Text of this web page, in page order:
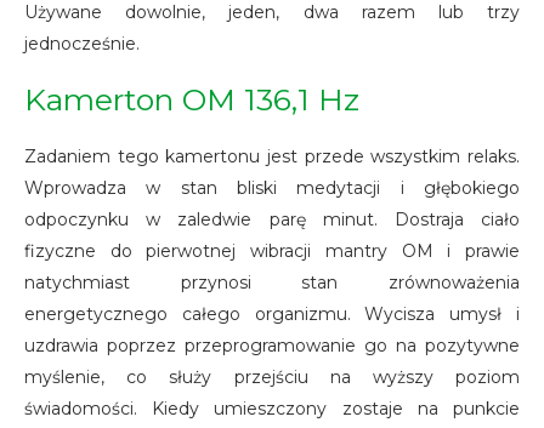
Używane dowolnie, jeden, dwa razem lub trzy
jednocześnie.
Kamerton OM 136,1 Hz
Zadaniem tego kamertonu jest przede wszystkim relaks.
Wprowadza w stan bliski medytacji i głębokiego
odpoczynku w zaledwie parę minut. Dostraja ciało
fizyczne do pierwotnej wibracji mantry OM i prawie
natychmiast przynosi stan zrównoważenia
energetycznego całego organizmu. Wycisza umysł i
uzdrawia poprzez przeprogramowanie go na pozytywne
myślenie, co służy przejściu na wyższy poziom
świadomości. Kiedy umieszczony zostaje na punkcie